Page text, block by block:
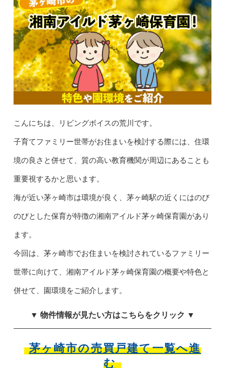
こんにちは、リビングボイスの荒川です。
子育てファミリー世帯がお住まいを検討する際には、住環
境の良さと併せて、質の高い教育機関が周辺にあることも
重要視するかと思います。
海が近い茅ヶ崎市は環境が良く、茅ヶ崎駅の近くにはのび
のびとした保育が特徴の湘南アイルド茅ヶ崎保育園があり
ます。
今回は、茅ヶ崎市でお住まいを検討されているファミリー
世帯に向けて、湘南アイルド茅ヶ崎保育園の概要や特色と
併せて、園環境をご紹介します。
▼ 物件情報が見たい方はこちらをクリック ▼
茅ヶ崎市の売買戸建て一覧へ進
む